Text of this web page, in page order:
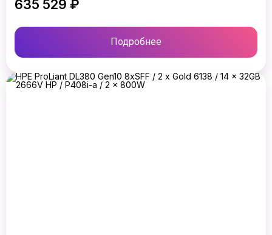
635 529 ₽
Подробнее